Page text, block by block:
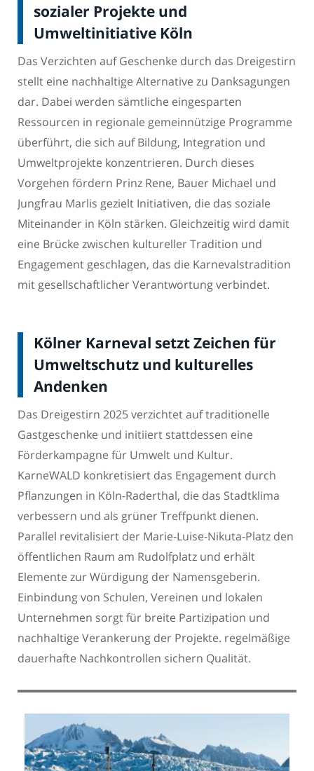
sozialer Projekte und
Umweltinitiative Köln
Das Verzichten auf Geschenke durch das Dreigestirn
stellt eine nachhaltige Alternative zu Danksagungen
dar. Dabei werden sämtliche eingesparten
Ressourcen in regionale gemeinnützige Programme
überführt, die sich auf Bildung, Integration und
Umweltprojekte konzentrieren. Durch dieses
Vorgehen fördern Prinz Rene, Bauer Michael und
Jungfrau Marlis gezielt Initiativen, die das soziale
Miteinander in Köln stärken. Gleichzeitig wird damit
eine Brücke zwischen kultureller Tradition und
Engagement geschlagen, das die Karnevalstradition
mit gesellschaftlicher Verantwortung verbindet.
Kölner Karneval setzt Zeichen für
Umweltschutz und kulturelles
Andenken
Das Dreigestirn 2025 verzichtet auf traditionelle
Gastgeschenke und initiiert stattdessen eine
Förderkampagne für Umwelt und Kultur.
KarneWALD konkretisiert das Engagement durch
Pflanzungen in Köln-Raderthal, die das Stadtklima
verbessern und als grüner Treffpunkt dienen.
Parallel revitalisiert der Marie-Luise-Nikuta-Platz den
öffentlichen Raum am Rudolfplatz und erhält
Elemente zur Würdigung der Namensgeberin.
Einbindung von Schulen, Vereinen und lokalen
Unternehmen sorgt für breite Partizipation und
nachhaltige Verankerung der Projekte. regelmäßige
dauerhafte Nachkontrollen sichern Qualität.